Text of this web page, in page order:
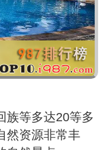
族等多达20等多
然资源非常丰